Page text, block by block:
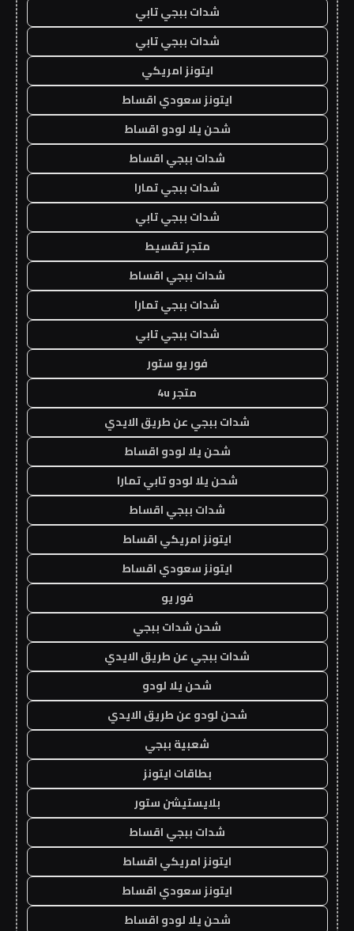
شدات ببجي تابي
شدات ببجي تابي
ايتونز امريكي
ايتونز سعودي اقساط
شحن يلا لودو اقساط
شدات ببجي اقساط
شدات ببجي تمارا
شدات ببجي تابي
متجر تقسيط
شدات ببجي اقساط
شدات ببجي تمارا
شدات ببجي تابي
فور يو ستور
متجر 4u
شدات ببجي عن طريق الايدي
شحن يلا لودو اقساط
شحن يلا لودو تابي تمارا
شدات ببجي اقساط
ايتونز امريكي اقساط
ايتونز سعودي اقساط
فور يو
شحن شدات ببجي
شدات ببجي عن طريق الايدي
شحن يلا لودو
شحن لودو عن طريق الايدي
شعبية ببجي
بطاقات ايتونز
بلايستيشن ستور
شدات ببجي اقساط
ايتونز امريكي اقساط
ايتونز سعودي اقساط
شحن يلا لودو اقساط